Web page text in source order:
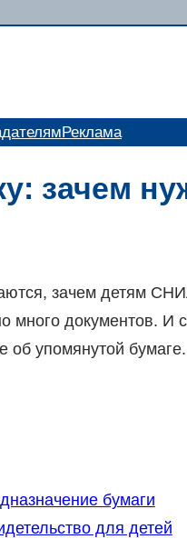
Реклама
зачем
зачем детям
много документов. И
об упомянутой
бумаги
для детей